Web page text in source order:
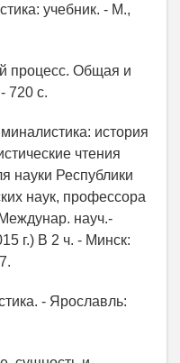
учебник. - М.,
процесс. Общая и
720 c.
история
чтения
науки Республики
наук, профессора
науч.-
г.) В 2 ч. - Минск:
- Ярославль: